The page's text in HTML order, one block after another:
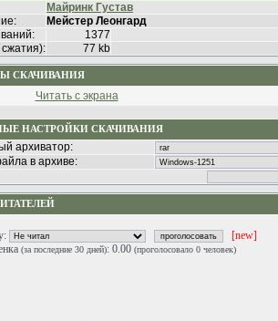
Майринк Густав
Мейстер Леонгард
1377
77 kb
СКАЧИВАНИЯ
Читать с экрана
НАСТРОЙКИ СКАЧИВАНИЯ
архиватор:
в архиве:
[new]
(за последние 30 дней): 0.00 (проголосовало 0 человек)